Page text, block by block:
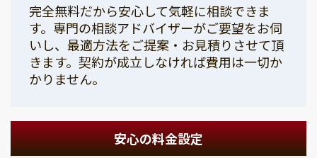
完全無料だから安心して気軽に相談できま
す。専門の相談アドバイザーがご要望をお伺
いし、最適方法をご提案・お見積りさせて頂
きます。契約が成立しなければ費用は一切か
かりません。
安心の料金設定